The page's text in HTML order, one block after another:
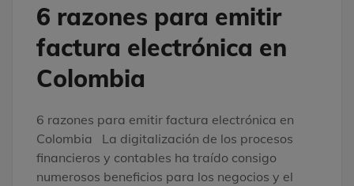
6 razones para emitir
factura electrónica en
Colombia
6 razones para emitir factura electrónica en
Colombia La digitalización de los procesos
financieros y contables ha traído consigo
numerosos beneficios para los negocios y el